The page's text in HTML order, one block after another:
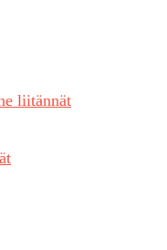
liitännät